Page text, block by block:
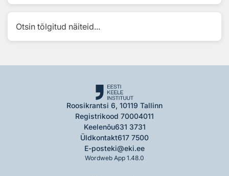
Otsin tõlgitud näiteid...
Roosikrantsi 6, 10119 Tallinn
Registrikood 70004011
Keelenõu631 3731
Üldkontakt617 7500
E-posteki@eki.ee
Wordweb App 1.48.0